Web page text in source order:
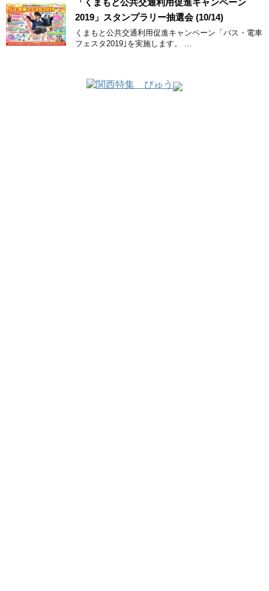
「くまもと公共交通利用促進キャンペーン
2019」スタンプラリー抽選会 (10/14)
くまもと公共交通利用促進キャンペーン「バス・電車
フェスタ2019｣を実施します。 ...